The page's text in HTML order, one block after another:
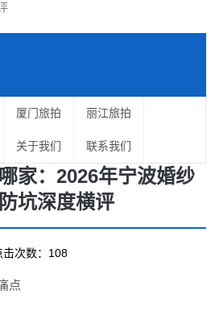
厦门旅拍 丽江旅拍
关于我们 联系我们
家：2026年宁波婚纱
坑深度横评
次数：108
点